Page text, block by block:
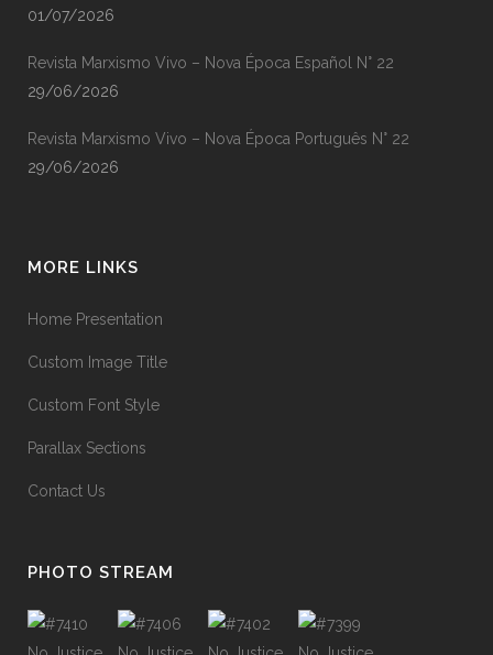
01/07/2026
Revista Marxismo Vivo – Nova Época Español N° 22
29/06/2026
Revista Marxismo Vivo – Nova Época Português N° 22
29/06/2026
MORE LINKS
Home Presentation
Custom Image Title
Custom Font Style
Parallax Sections
Contact Us
PHOTO STREAM